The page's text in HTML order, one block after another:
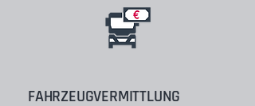
FAHRZEUGVERMITTLUNG